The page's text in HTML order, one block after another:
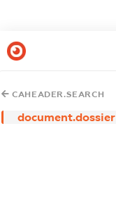
CAHEADER.SEARCH
document.dossier